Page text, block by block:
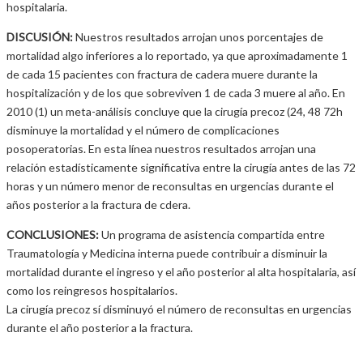
hospitalaria.
DISCUSIÓN:Nuestros resultados arrojan unos porcentajes de
mortalidad algo inferiores a lo reportado, ya que aproximadamente 1
de cada 15 pacientes con fractura de cadera muere durante la
hospitalización y de los que sobreviven 1 de cada 3 muere al año. En
2010 (1) un meta-análisis concluye que la cirugía precoz (24, 48 72h
disminuye la mortalidad y el número de complicaciones
posoperatorias. En esta línea nuestros resultados arrojan una
relación estadísticamente significativa entre la cirugía antes de las 72
horas y un número menor de reconsultas en urgencias durante el
años posterior a la fractura de cdera.
CONCLUSIONES:Un programa de asistencia compartida entre
Traumatología y Medicina interna puede contribuir a disminuir la
mortalidad durante el ingreso y el año posterior al alta hospitalaria, así
como los reingresos hospitalarios.
La cirugía precoz sí disminuyó el número de reconsultas en urgencias
durante el año posterior a la fractura.